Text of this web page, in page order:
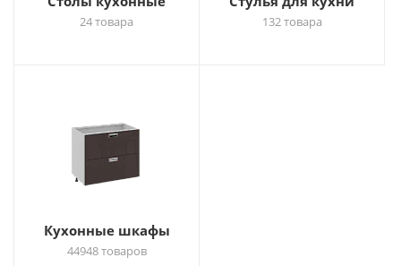
24 товара 132 товара
Кухонные шкафы
44948 товаров